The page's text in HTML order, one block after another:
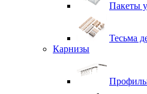
Пакеты
Тесьма
Карнизы